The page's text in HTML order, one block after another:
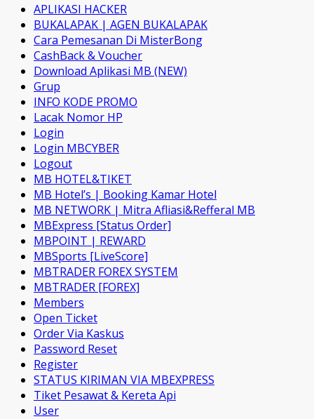
APLIKASI HACKER
BUKALAPAK | AGEN BUKALAPAK
Cara Pemesanan Di MisterBong
CashBack & Voucher
Download Aplikasi MB (NEW)
Grup
INFO KODE PROMO
Lacak Nomor HP
Login
Login MBCYBER
Logout
MB HOTEL&TIKET
MB Hotel’s | Booking Kamar Hotel
MB NETWORK | Mitra Afliasi&Refferal MB
MBExpress [Status Order]
MBPOINT | REWARD
MBSports [LiveScore]
MBTRADER FOREX SYSTEM
MBTRADER [FOREX]
Members
Open Ticket
Order Via Kaskus
Password Reset
Register
STATUS KIRIMAN VIA MBEXPRESS
Tiket Pesawat & Kereta Api
User